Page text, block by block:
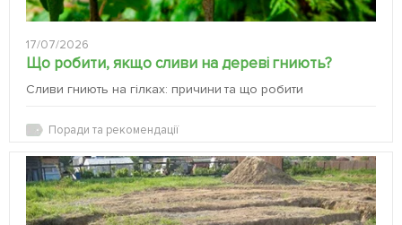
17/07/2026
Що робити, якщо сливи на дереві гниють?
Сливи гниють на гілках: причини та що робити
Поради та рекомендації